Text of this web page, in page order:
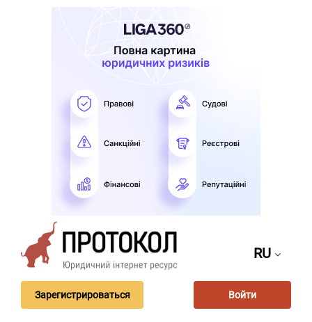
RU
Зарегистрироваться Войти